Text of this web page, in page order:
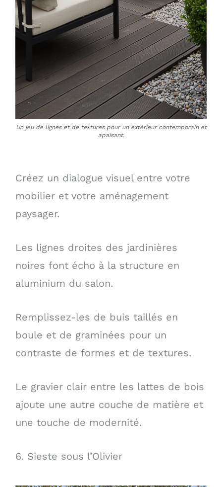
Un jeu de lignes et de textures pour un extérieur contemporain et
apaisant.
Créez un dialogue visuel entre votre
mobilier et votre aménagement
paysager.
Les lignes droites des jardinières
noires font écho à la structure en
aluminium du salon.
Remplissez-les de buis taillés en
boule et de graminées pour un
contraste de formes et de textures.
Le gravier clair entre les lattes de bois
ajoute une autre couche de matière et
une touche de modernité.
6. Sieste sous l’Olivier